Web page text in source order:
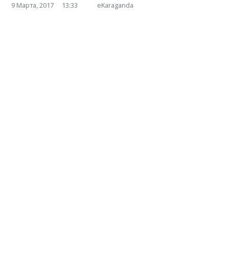
9 Марта, 2017 13:33 eKaraganda